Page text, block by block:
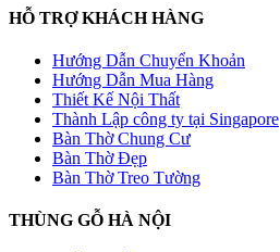
HỖ TRỢ KHÁCH HÀNG
Hướng Dẫn Chuyển Khoản
Hướng Dẫn Mua Hàng
Thiết Kế Nội Thất
Thành Lập công ty tại Singapore
Bàn Thờ Chung Cư
Bàn Thờ Đẹp
Bàn Thờ Treo Tường
THÙNG GỖ HÀ NỘI